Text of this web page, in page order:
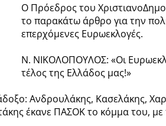
Ο Πρόεδρος του
το παρακάτω άρθρο για την
επερχόμενες Ευρωεκλογές.
Ν. ΝΙΚΟΛΟΠΟΥΛΟΣ: «Οι
τέλος της Ελλάδος μας!»
Ανδρουλάκης, Κασελάκης,
έκανε ΠΑΣΟΚ το κόμμα του,